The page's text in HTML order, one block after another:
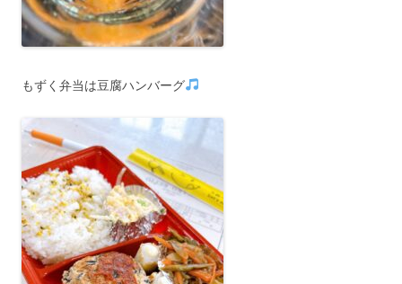
もずく弁当は豆腐ハンバーグ